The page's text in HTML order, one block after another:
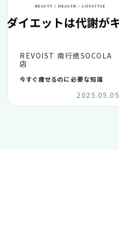
REVOIST 南行徳SOCOLA
店
今すぐ痩せるのに必要な知識
2025.05.05